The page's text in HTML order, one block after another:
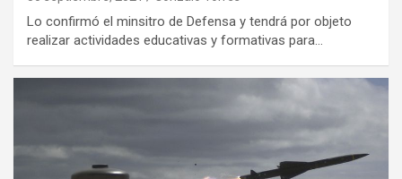
Lo confirmó el minsitro de Defensa y tendrá por objeto
realizar actividades educativas y formativas para…